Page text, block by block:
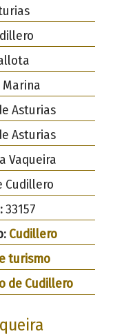
Asturias
Asturias
Vaqueira
Cudillero
33157
Cudillero
turismo
de Cudillero